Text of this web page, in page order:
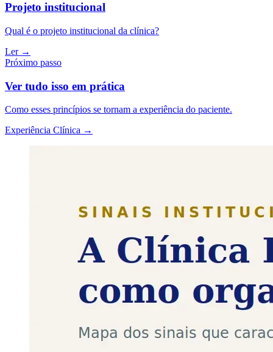
Projeto institucional
Qual é o projeto institucional da clínica?
Ler →
Próximo passo
Ver tudo isso em prática
Como esses princípios se tornam a experiência do paciente.
Experiência Clínica →